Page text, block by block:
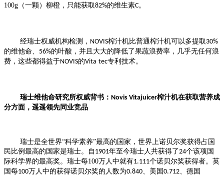
100g （一颗）柳橙，只能获取82%的维生素C。
经瑞士权威机构检测， NOVIS榨汁机比普通榨汁机可以多提取 30%
的维他命、 56%的叶酸，并且大大的 降低了果蔬浪费率，几乎无任何浪
费， 这些都得益于NOVIS的Vita tec专利技术。
瑞士维他命研究所权威背书： Novis Vitajuicer榨汁机在获取营养成
分方面，遥遥领先同业竞品
瑞士是全世界“科学素养”最高的国家，世界上诺贝尔奖获得占国
民比例最高的国家是瑞士。自 1901年至今瑞士人共获得了24个该项国
际科学界的最高奖。 瑞士每100万人中就有1.111个诺贝尔奖获得者。英
国每100万人中的获得诺贝尔奖的人数为0.840、美国 0.712、德国